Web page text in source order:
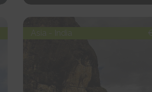
Asia - India